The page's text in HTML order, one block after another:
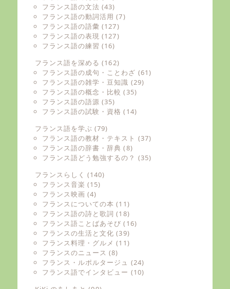
フランス語の文法 (43)
フランス語の動詞活用 (7)
フランス語の語彙 (127)
フランス語の表現 (127)
フランス語の練習 (16)
フランス語を深める (162)
フランス語の成句・ことわざ (61)
フランス語の雑学・豆知識 (29)
フランス語の概念・比較 (35)
フランス語の語源 (35)
フランス語の試験・資格 (14)
フランス語を学ぶ (79)
フランス語の教材・テキスト (37)
フランス語の辞書・辞典 (8)
フランス語どう勉強するの？ (35)
フランスらしく (140)
フランス音楽 (15)
フランス映画 (4)
フランスについての本 (11)
フランス語の詩と歌詞 (18)
フランス語ことばあそび (16)
フランスの生活と文化 (39)
フランス料理・グルメ (11)
フランスのニュース (8)
フランス・ルポルタージュ (24)
フランス語でインタビュー (10)